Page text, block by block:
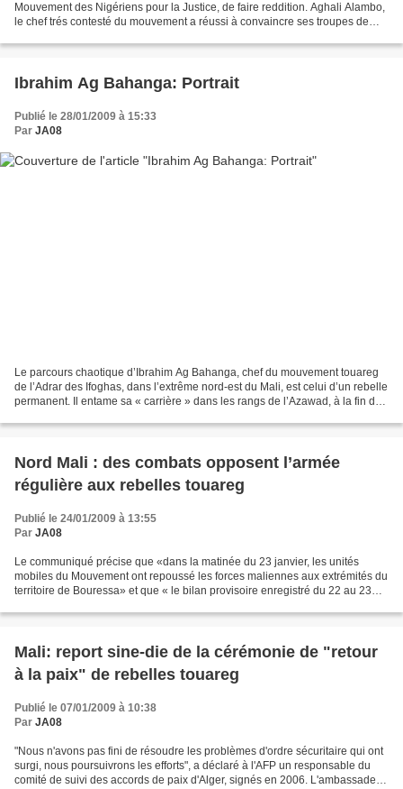
Mouvement des Nigériens pour la Justice, de faire reddition. Aghali Alambo,
le chef trés contesté du mouvement a réussi à convaincre ses troupes de
Ibrahim Ag Bahanga: Portrait
Publié le 28/01/2009 à 15:33
Par JA08
Le parcours chaotique d’Ibrahim Ag Bahanga, chef du mouvement touareg
de l’Adrar des Ifoghas, dans l’extrême nord-est du Mali, est celui d’un rebelle
permanent. Il entame sa « carrière » dans les rangs de l’Azawad, à la fin des
Nord Mali : des combats opposent l’armée
régulière aux rebelles touareg
Publié le 24/01/2009 à 13:55
Par JA08
Le communiqué précise que «dans la matinée du 23 janvier, les unités
mobiles du Mouvement ont repoussé les forces maliennes aux extrémités du
territoire de Bouressa» et que « le bilan provisoire enregistré du 22 au 23
Mali: report sine-die de la cérémonie de "retour
à la paix" de rebelles touareg
Publié le 07/01/2009 à 10:38
Par JA08
"Nous n'avons pas fini de résoudre les problèmes d'ordre sécuritaire qui ont
surgi, nous poursuivrons les efforts", a déclaré à l'AFP un responsable du
comité de suivi des accords de paix d'Alger, signés en 2006. L'ambassadeur